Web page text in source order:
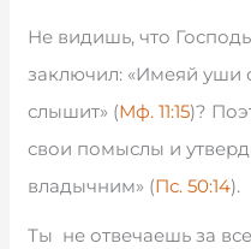
Не видишь, что
заключил: «Имеяй уши
слышит» (Мф. 11:15)?
свои помыслы и
владычним» (Пс. 50:14).
Ты не отвечаешь за